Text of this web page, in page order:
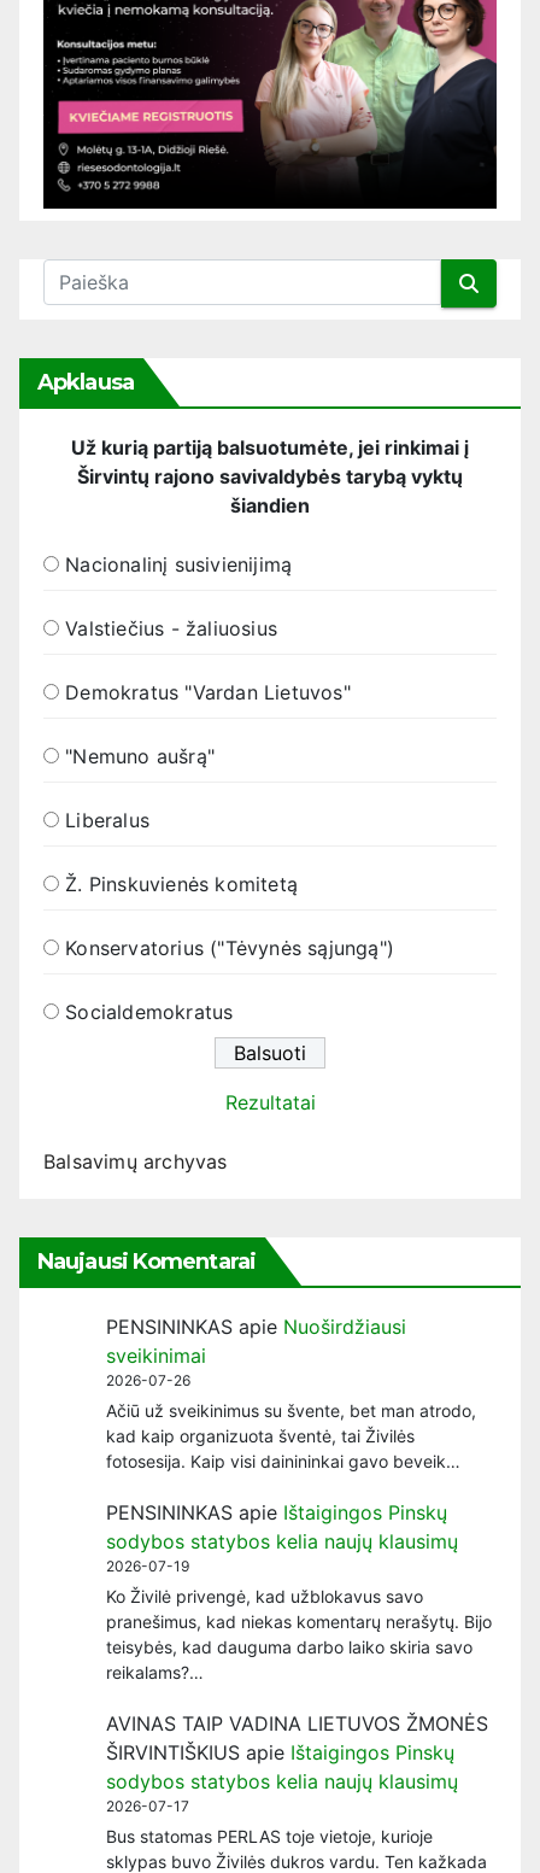
Apklausa
Už kurią partiją balsuotumėte, jei rinkimai į
Širvintų rajono savivaldybės tarybą vyktų
šiandien
Nacionalinį susivienijimą
Valstiečius - žaliuosius
Demokratus "Vardan Lietuvos"
"Nemuno aušrą"
Liberalus
Ž. Pinskuvienės komitetą
Konservatorius ("Tėvynės sąjungą")
Socialdemokratus
Rezultatai
Balsavimų archyvas
Naujausi Komentarai
PENSININKAS apie Nuoširdžiausi
sveikinimai
2026-07-26
Ačiū už sveikinimus su švente, bet man atrodo,
kad kaip organizuota šventė, tai Živilės
fotosesija. Kaip visi dainininkai gavo beveik…
PENSININKAS apie Ištaigingos Pinskų
sodybos statybos kelia naujų klausimų
2026-07-19
Ko Živilė privengė, kad užblokavus savo
pranešimus, kad niekas komentarų nerašytų. Bijo
teisybės, kad dauguma darbo laiko skiria savo
reikalams?…
AVINAS TAIP VADINA LIETUVOS ŽMONĖS
ŠIRVINTIŠKIUS apie Ištaigingos Pinskų
sodybos statybos kelia naujų klausimų
2026-07-17
Bus statomas PERLAS toje vietoje, kurioje
sklypas buvo Živilės dukros vardu. Ten kažkada